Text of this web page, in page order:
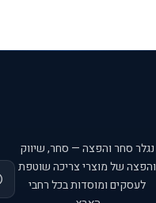
נגלר סחר והפצה — סחר, שיווק
והפצה של מוצרי צריכה שוטפת
לעסקים ומוסדות בכל רחבי